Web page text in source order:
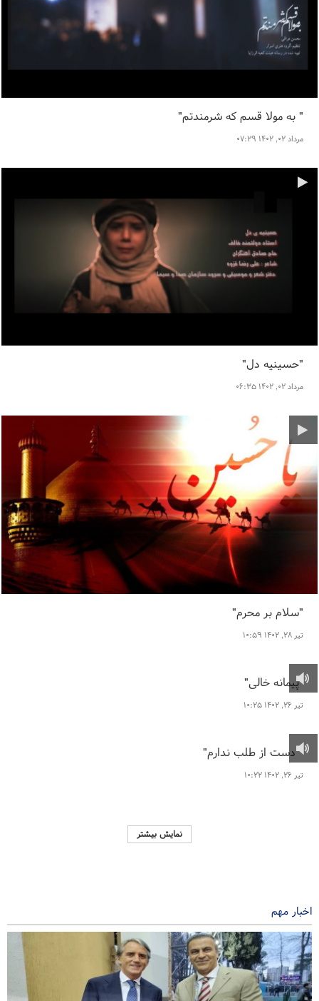
" به مولا قسم که شرمندتم"
مرداد ۰۲, ۱۴۰۲ ۰۷:۲۹
"حسینیه دل"
مرداد ۰۲, ۱۴۰۲ ۰۶:۳۵
"سلام بر محرم"
تیر ۲۸, ۱۴۰۲ ۱۰:۵۹
"پیمانه خالی"
تیر ۲۶, ۱۴۰۲ ۱۰:۲۵
" دست از طلب ندارم"
تیر ۲۶, ۱۴۰۲ ۱۰:۲۲
نمایش بیشتر
اخبار مهم